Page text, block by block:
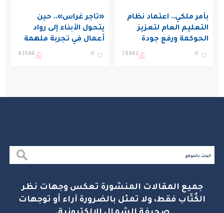
بأمر ملكي.. اعتماد نظام
التعليم العام لتعزيز
الحوكمة ورفع جودة
التعليم في المملكة
0
79862
«تاجر غراس».. حين
يتحول الأبناء إلى رواد
أعمال في تجربة ملهمة
بنادي غراس الصيفي
0
93586
جميع المقالات المنشورة تعكس وجهات نظر
الكُتّاب فقط، ولا تمثل بالضرورة آراء أو توجهات